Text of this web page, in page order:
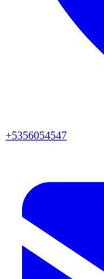
+5356054547